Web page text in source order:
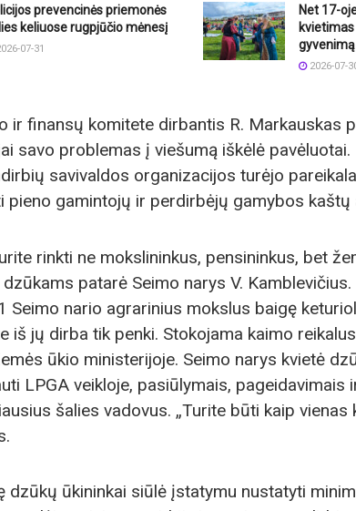
prevencinės priemonės
keliuose rugpjūčio mėnesį
07-31
Net 17-
gyvenimą
2026-07-
ir finansų komitete dirbantis R. Markauskas
savo problemas į viešumą iškėlė
savivaldos organizacijos turėjo
pieno gamintojų ir perdirbėjų gamybos kaštų
rinkti ne mokslininkus, pensininkus, bet
patarė Seimo narys V.
Seimo nario agrarinius mokslus baigę
iš jų dirba tik penki. Stokojama kaimo
ūkio ministerijoje. Seimo narys kvietė
LPGA veikloje, pasiūlymais, pageidavimais
šalies vadovus. „Turite būti kaip vienas
dzūkų ūkininkai siūlė įstatymu nustatyti